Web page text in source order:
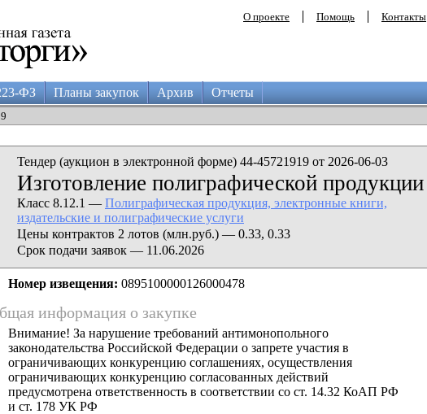
О проекте Помощь Контакты
ФЗ Планы закупок Архив Отчеты
Тендер (аукцион в электронной форме) 44-45721919 от 2026-06-03
Изготовление полиграфической продукции
Класс 8.12.1 — Полиграфическая продукция, электронные книги,
издательские и полиграфические услуги
Цены контрактов 2 лотов (млн.руб.) — 0.33, 0.33
Срок подачи заявок — 11.06.2026
Номер извещения: 0895100000126000478
информация о закупке
Внимание! За нарушение требований антимонопольного
законодательства Российской Федерации о запрете участия в
ограничивающих конкуренцию соглашениях, осуществления
ограничивающих конкуренцию согласованных действий
предусмотрена ответственность в соответствии со ст. 14.32 КоАП РФ
и ст. 178 УК РФ